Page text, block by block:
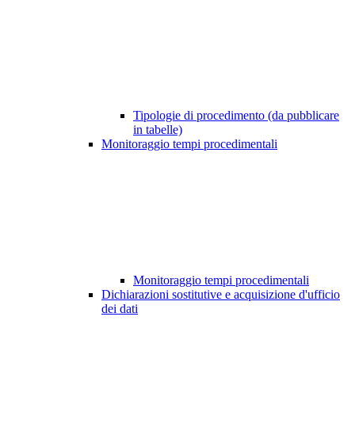
Tipologie di procedimento (da pubblicare
in tabelle)
Monitoraggio tempi procedimentali
Monitoraggio tempi procedimentali
Dichiarazioni sostitutive e acquisizione d'ufficio
dei dati